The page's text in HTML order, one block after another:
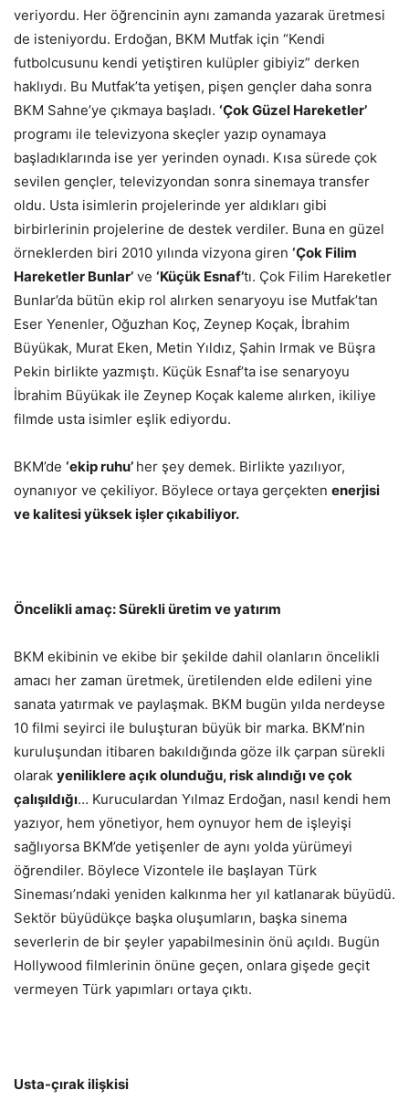
veriyordu. Her öğrencinin aynı zamanda yazarak üretmesi
de isteniyordu. Erdoğan, BKM Mutfak için “Kendi
futbolcusunu kendi yetiştiren kulüpler gibiyiz” derken
haklıydı. Bu Mutfak’ta yetişen, pişen gençler daha sonra
BKM Sahne’ye çıkmaya başladı. ‘Çok Güzel Hareketler’
programı ile televizyona skeçler yazıp oynamaya
başladıklarında ise yer yerinden oynadı. Kısa sürede çok
sevilen gençler, televizyondan sonra sinemaya transfer
oldu. Usta isimlerin projelerinde yer aldıkları gibi
birbirlerinin projelerine de destek verdiler. Buna en güzel
örneklerden biri 2010 yılında vizyona giren ‘Çok Filim
Hareketler Bunlar’ ve ‘Küçük Esnaf’tı. Çok Filim Hareketler
Bunlar’da bütün ekip rol alırken senaryoyu ise Mutfak’tan
Eser Yenenler, Oğuzhan Koç, Zeynep Koçak, İbrahim
Büyükak, Murat Eken, Metin Yıldız, Şahin Irmak ve Büşra
Pekin birlikte yazmıştı. Küçük Esnaf’ta ise senaryoyu
İbrahim Büyükak ile Zeynep Koçak kaleme alırken, ikiliye
filmde usta isimler eşlik ediyordu.
BKM’de ‘ekip ruhu’ her şey demek. Birlikte yazılıyor,
oynanıyor ve çekiliyor. Böylece ortaya gerçekten enerjisi
ve kalitesi yüksek işler çıkabiliyor.
Öncelikli amaç: Sürekli üretim ve yatırım
BKM ekibinin ve ekibe bir şekilde dahil olanların öncelikli
amacı her zaman üretmek, üretilenden elde edileni yine
sanata yatırmak ve paylaşmak. BKM bugün yılda nerdeyse
10 filmi seyirci ile buluşturan büyük bir marka. BKM’nin
kuruluşundan itibaren bakıldığında göze ilk çarpan sürekli
olarak yeniliklere açık olunduğu, risk alındığı ve çok
çalışıldığı… Kuruculardan Yılmaz Erdoğan, nasıl kendi hem
yazıyor, hem yönetiyor, hem oynuyor hem de işleyişi
sağlıyorsa BKM’de yetişenler de aynı yolda yürümeyi
öğrendiler. Böylece Vizontele ile başlayan Türk
Sineması’ndaki yeniden kalkınma her yıl katlanarak büyüdü.
Sektör büyüdükçe başka oluşumların, başka sinema
severlerin de bir şeyler yapabilmesinin önü açıldı. Bugün
Hollywood filmlerinin önüne geçen, onlara gişede geçit
vermeyen Türk yapımları ortaya çıktı.
Usta-çırak ilişkisi